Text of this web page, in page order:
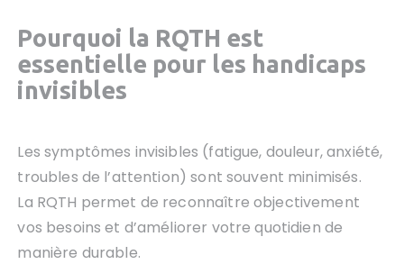
Pourquoi la RQTH est
essentielle pour les handicaps
invisibles
Les symptômes invisibles (fatigue, douleur, anxiété,
troubles de l’attention) sont souvent minimisés.
La RQTH permet de reconnaître objectivement
vos besoins et d’améliorer votre quotidien de
manière durable.